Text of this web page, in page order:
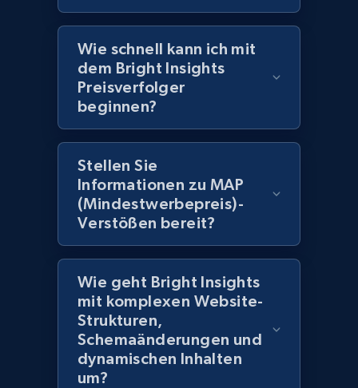
2.1K+ 375+ Jetzt anfangen
Home Depot US
URL, Domain, Country code, Model number,
Sku, Product id, Product name, Manufacturer,
and more.
2.1K+ 353+ Jetzt anfangen
Home Depot US - Gather data on products
using specified keywords
URL, Domain, Country code, Model number,
Sku, Product id, Product name, Manufacturer,
and more.
Wie schnell kann ich mit
dem Bright Insights
Preisverfolger
beginnen?
Stellen Sie
Informationen zu MAP
(Mindestwerbepreis)-
Verstößen bereit?
Wie geht Bright Insights
mit komplexen Website-
Strukturen,
Schemaänderungen und
dynamischen Inhalten
um?